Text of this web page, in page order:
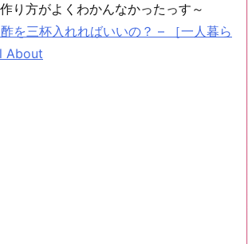
り方がよくわかんなかったっす～
を三杯入れればいいの？ – ［一人暮ら
About